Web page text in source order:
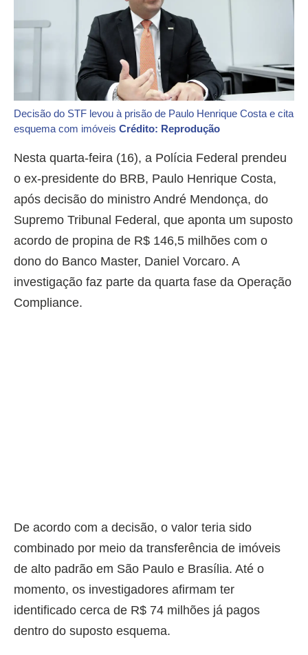
Decisão do STF levou à prisão de Paulo Henrique Costa e cita
esquema com imóveis Crédito: Reprodução
Nesta quarta-feira (16), a Polícia Federal prendeu
o ex-presidente do BRB, Paulo Henrique Costa,
após decisão do ministro André Mendonça, do
Supremo Tribunal Federal, que aponta um suposto
acordo de propina de R$ 146,5 milhões com o
dono do Banco Master, Daniel Vorcaro. A
investigação faz parte da quarta fase da Operação
Compliance.
De acordo com a decisão, o valor teria sido
combinado por meio da transferência de imóveis
de alto padrão em São Paulo e Brasília. Até o
momento, os investigadores afirmam ter
identificado cerca de R$ 74 milhões já pagos
dentro do suposto esquema.